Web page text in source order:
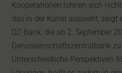
Kooperationen lohnen sich
das in der Kunst aussieht, zeigt
DZ-Bank, die ab 2. September
Genossenschaftszentralbank
Unterschiedliche Perspektiven